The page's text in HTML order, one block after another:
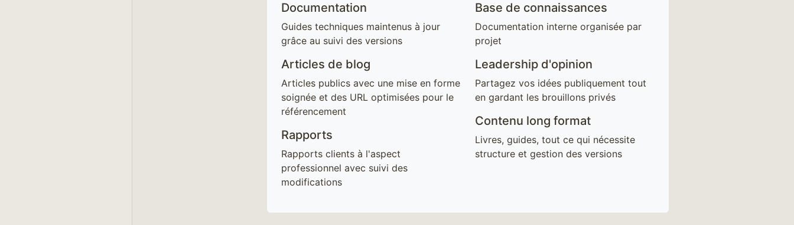
Documentation
Guides techniques maintenus à jour
grâce au suivi des versions
Articles de blog
Articles publics avec une mise en forme
soignée et des URL optimisées pour le
référencement
Rapports
Rapports clients à l'aspect
professionnel avec suivi des
modifications
Base de connaissances
Documentation interne organisée par
projet
Leadership d'opinion
Partagez vos idées publiquement tout
en gardant les brouillons privés
Contenu long format
Livres, guides, tout ce qui nécessite
structure et gestion des versions